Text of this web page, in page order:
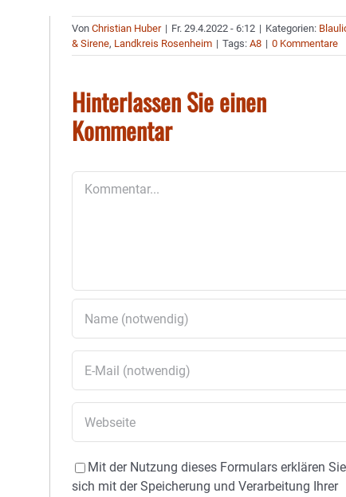
VonChristian Huber | Fr. 29.4.2022 - 6:12 | Kategorien:
& Sirene, Landkreis Rosenheim | Tags:A8 | 0 Kommentare
Hinterlassen Sie einen
Kommentar
Mit der Nutzung dieses Formulars erklären Sie
sich mit der Speicherung und Verarbeitung Ihrer